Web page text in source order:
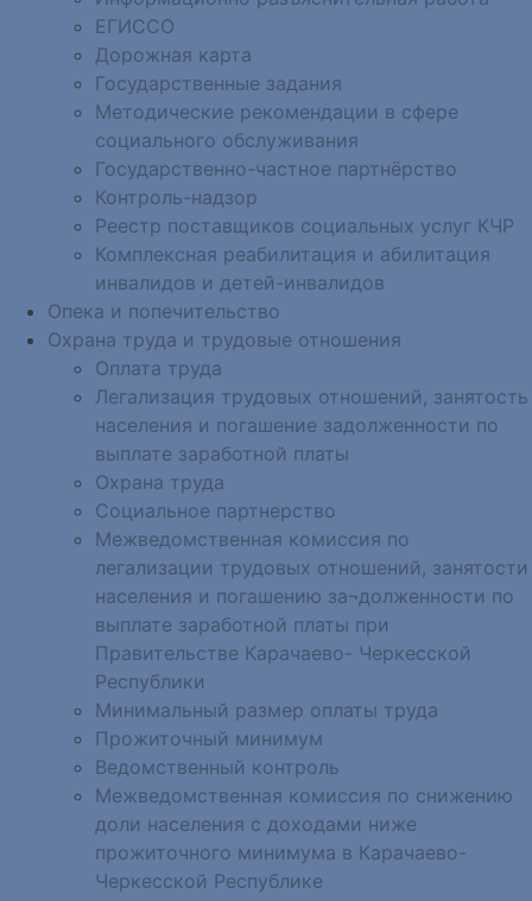
ЕГИССО
Дорожная карта
Государственные задания
Методические рекомендации в сфере
социального обслуживания
Государственно-частное партнёрство
Контроль-надзор
Реестр поставщиков социальных услуг КЧР
Комплексная реабилитация и абилитация
инвалидов и детей-инвалидов
Опека и попечительство
Охрана труда и трудовые отношения
Оплата труда
Легализация трудовых отношений, занятость
населения и погашение задолженности по
выплате заработной платы
Охрана труда
Социальное партнерство
Межведомственная комиссия по
легализации трудовых отношений, занятости
населения и погашению за¬долженности по
выплате заработной платы при
Правительстве Карачаево- Черкесской
Республики
Минимальный размер оплаты труда
Прожиточный минимум
Ведомственный контроль
Межведомственная комиссия по снижению
доли населения с доходами ниже
прожиточного минимума в Карачаево-
Черкесской Республике